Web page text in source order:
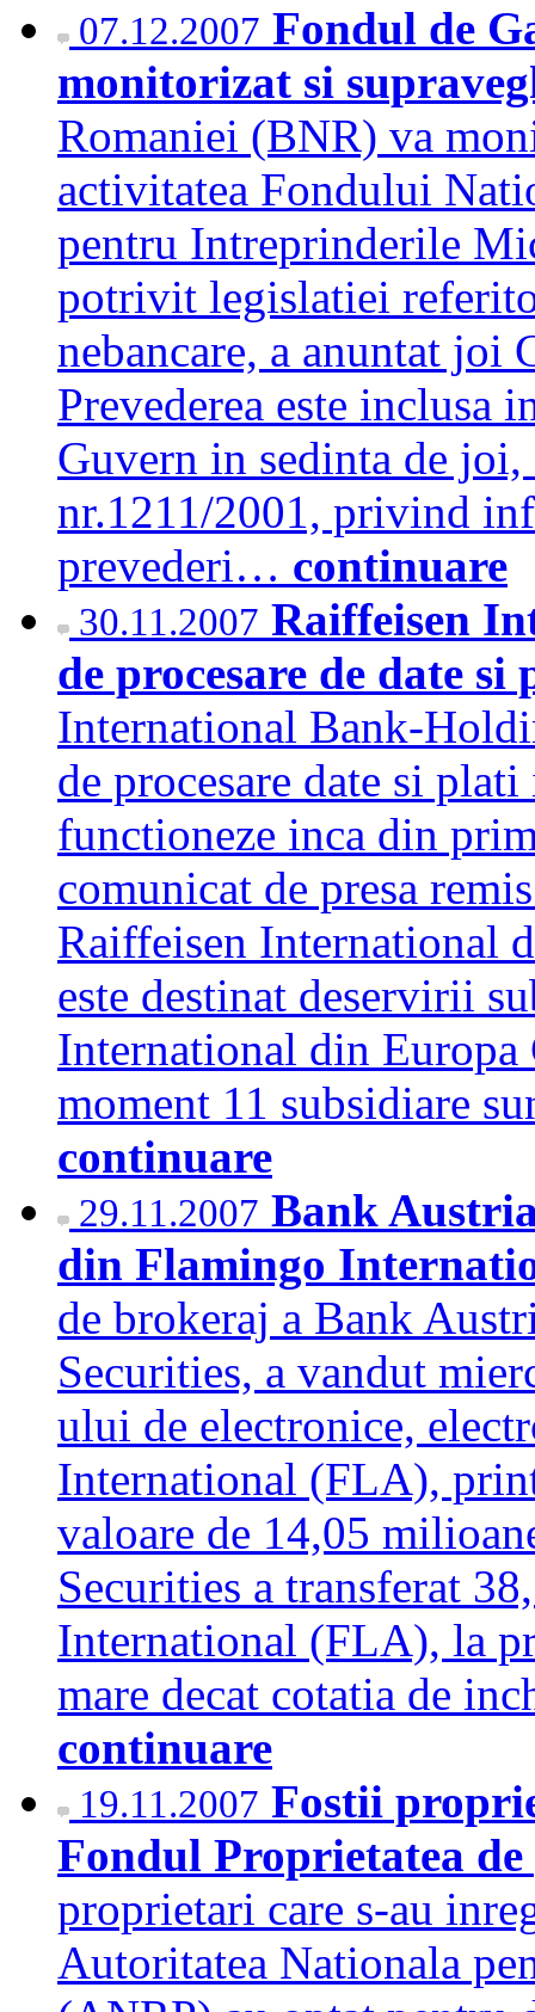
07.12.2007 Fondul de
monitorizat si
Romaniei (BNR) va
activitatea Fondului
pentru Intreprinderile
potrivit legislatiei
nebancare, a anuntat
Prevederea este inclusa
Guvern in sedinta de
nr.1211/2001, privind
prevederi… continuare
30.11.2007 Raiffeisen
de procesare de date
International Bank-
de procesare date si
functioneze inca din
comunicat de presa
Raiffeisen International
este destinat deservirii
International din Europa
moment 11 subsidiare
continuare
29.11.2007 Bank
din Flamingo
de brokeraj a Bank
Securities, a vandut
ului de electronice,
International (FLA),
valoare de 14,05
Securities a transferat
International (FLA), la
mare decat cotatia de
continuare
19.11.2007 Fostii
Fondul Proprietatea
proprietari care s-au
Autoritatea Nationala